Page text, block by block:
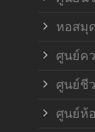
หอสมุ
ศูนย์ค
ศูนย์ชี
ศูนย์ห้